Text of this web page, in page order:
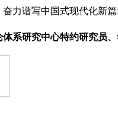
力谱写中国式现代化新篇
系研究中心特约研究员